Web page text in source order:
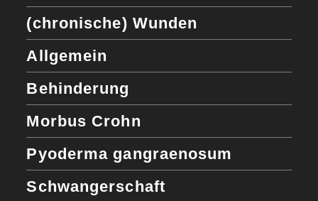
(chronische) Wunden
Allgemein
Behinderung
Morbus Crohn
Pyoderma gangraenosum
Schwangerschaft